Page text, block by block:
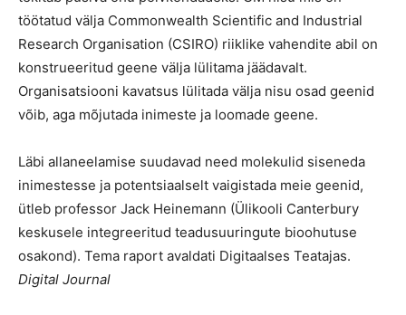
töötatud välja Commonwealth Scientific and Industrial
Research Organisation (CSIRO) riiklike vahendite abil on
konstrueeritud geene välja lülitama jäädavalt.
Organisatsiooni kavatsus lülitada välja nisu osad geenid
võib, aga mõjutada inimeste ja loomade geene.
Läbi allaneelamise suudavad need molekulid siseneda
inimestesse ja potentsiaalselt vaigistada meie geenid,
ütleb professor Jack Heinemann (Ülikooli Canterbury
keskusele integreeritud teadusuuringute bioohutuse
osakond). Tema raport avaldati Digitaalses Teatajas.
Digital Journal